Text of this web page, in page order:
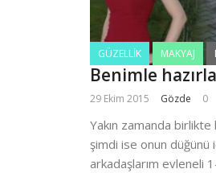
GÜZELLIK MAKYAJ
Benimle
29 Ekim 2015 Gözde 0
Yakın zamanda birlikte
şimdi ise onun düğünü
arkadaşlarım evleneli